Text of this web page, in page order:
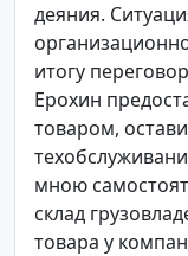
деяния.
итогу
Ерохин
товаром,
мною
склад
товара у